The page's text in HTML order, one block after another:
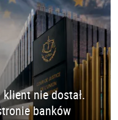
nie dostał.
banków